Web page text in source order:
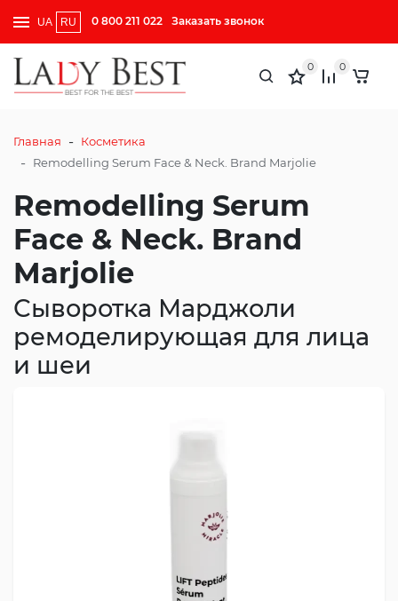
UA RU 0 800 211 022 Заказать звонок
0 0
Главная - Косметика
- Remodelling Serum Face & Neck. Brand Marjolie
Remodelling Serum
Face & Neck. Brand
Marjolie
Сыворотка Марджоли
ремоделирующая для лица
и шеи